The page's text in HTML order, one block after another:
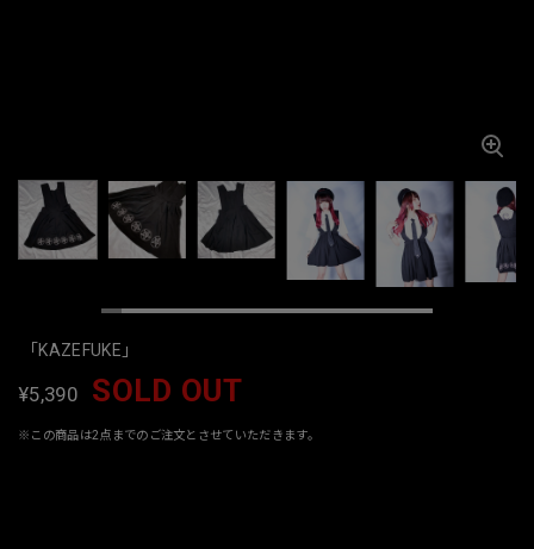
「KAZEFUKE」
¥5,390 SOLD OUT
※この商品は2点までのご注文とさせていただきます。